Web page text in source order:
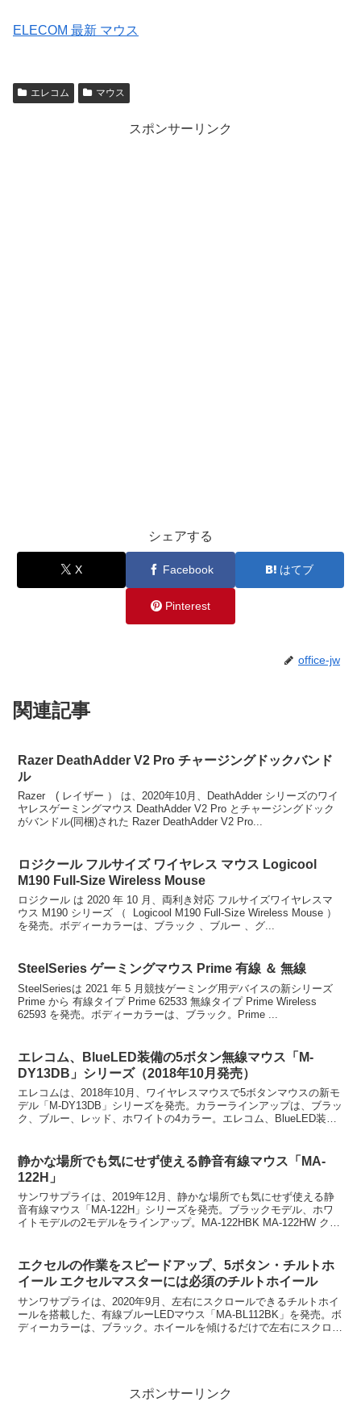
ELECOM 最新 マウス
エレコム マウス
スポンサーリンク
シェアする
X Facebook はてブ
Pinterest
office-jw
関連記事
Razer DeathAdder V2 Pro チャージングドックバンド
ル
Razer ( レイザー ） は、2020年10月、DeathAdder シリーズのワイ
ヤレスゲーミングマウス DeathAdder V2 Pro とチャージングドック
がバンドル(同梱)された Razer DeathAdder V2 Pro...
ロジクール フルサイズ ワイヤレス マウス Logicool
M190 Full-Size Wireless Mouse
ロジクール は 2020 年 10 月、両利き対応 フルサイズワイヤレスマ
ウス M190 シリーズ （ Logicool M190 Full-Size Wireless Mouse ）
を発売。ボディーカラーは、ブラック 、ブルー 、グ...
SteelSeries ゲーミングマウス Prime 有線 ＆ 無線
SteelSeriesは 2021 年 5 月競技ゲーミング用デバイスの新シリーズ
Prime から 有線タイプ Prime 62533 無線タイプ Prime Wireless
62593 を発売。ボディーカラーは、ブラック。Prime ...
エレコム、BlueLED装備の5ボタン無線マウス「M-
DY13DB」シリーズ（2018年10月発売）
エレコムは、2018年10月、ワイヤレスマウスで5ボタンマウスの新モ
デル「M-DY13DB」シリーズを発売。カラーラインアップは、ブラッ
ク、ブルー、レッド、ホワイトの4カラー。エレコム、BlueLED装備
静かな場所でも気にせず使える静音有線マウス「MA-
122H」
サンワサプライは、2019年12月、静かな場所でも気にせず使える静
音有線マウス「MA-122H」シリーズを発売。ブラックモデル、ホワ
イトモデルの2モデルをラインアップ。MA-122HBK MA-122HW クリ
エクセルの作業をスピードアップ、5ボタン・チルトホ
イール エクセルマスターには必須のチルトホイール
サンワサプライは、2020年9月、左右にスクロールできるチルトホイ
ールを搭載した、有線ブルーLEDマウス「MA-BL112BK」を発売。ボ
ディーカラーは、ブラック。ホイールを傾けるだけで左右にスクロー
スポンサーリンク